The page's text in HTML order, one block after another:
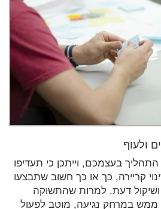
ולעוף
בעצמכם, וייתכן כי תעדיפו
קריירה, כך או כך חשוב שתבצעו
דעת. למרות שהתשוקה
ממש במרחק נגיעה, מוטב לפעול